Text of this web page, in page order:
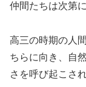
仲間たちは次第
高三の時期の人
ちらに向き、自
さを呼び起こされ